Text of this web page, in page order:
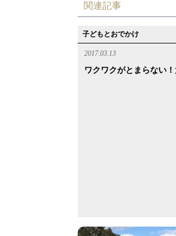
関連記事
子どもとおでかけ
2017.03.13
ワクワクがとまらない